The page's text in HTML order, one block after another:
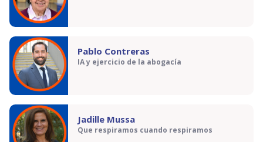
Pablo Contreras
IA y ejercicio de la abogacía
Jadille Mussa
Que respiramos cuando respiramos